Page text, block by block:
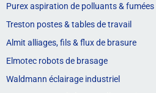
Purex aspiration de polluants & fumées
Treston postes & tables de travail
Almit alliages, fils & flux de brasure
Elmotec robots de brasage
Waldmann éclairage industriel